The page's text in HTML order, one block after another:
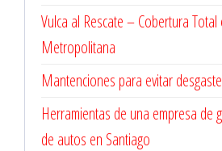
Vulca al Rescate – Cobertura
Metropolitana
Mantenciones para evitar
Herramientas de una empresa de
de autos en Santiago